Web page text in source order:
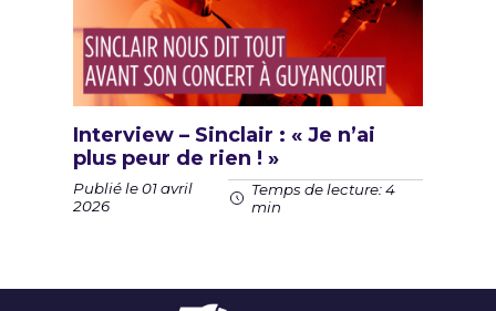
Interview – Sinclair : « Je n’ai
plus peur de rien ! »
Publié le 01 avril
2026
Temps de lecture: 4
min